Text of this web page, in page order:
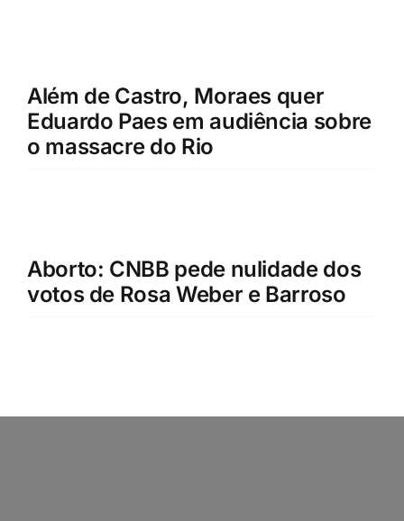
Além de Castro, Moraes quer
Eduardo Paes em audiência sobre
o massacre do Rio
Aborto: CNBB pede nulidade dos
votos de Rosa Weber e Barroso